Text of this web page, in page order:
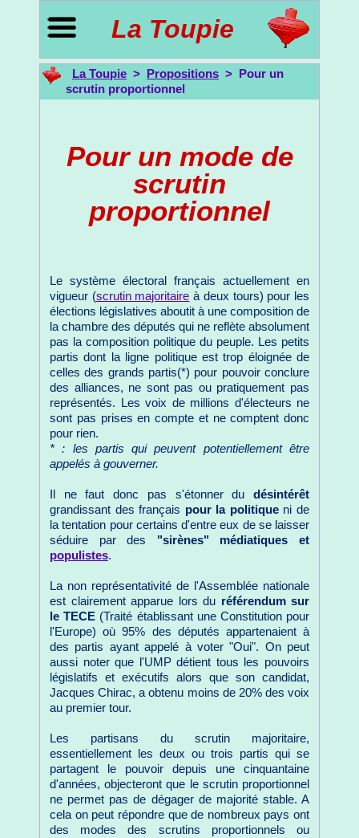
La Toupie
La Toupie > Propositions > Pour un
scrutin proportionnel
Pour un mode de
scrutin
proportionnel
Le système électoral français actuellement en
vigueur (scrutin majoritaire à deux tours) pour les
élections législatives aboutit à une composition de
la chambre des députés qui ne reflète absolument
pas la composition politique du peuple. Les petits
partis dont la ligne politique est trop éloignée de
celles des grands partis(*) pour pouvoir conclure
des alliances, ne sont pas ou pratiquement pas
représentés. Les voix de millions d'électeurs ne
sont pas prises en compte et ne comptent donc
pour rien.
* : les partis qui peuvent potentiellement être
appelés à gouverner.
Il ne faut donc pas s'étonner du désintérêt
grandissant des français pour la politiqueni de
la tentation pour certains d'entre eux de se laisser
séduire par des "sirènes" médiatiques et
populistes.
La non représentativité de l'Assemblée nationale
est clairement apparue lors du référendum sur
le TECE (Traité établissant une Constitution pour
l'Europe) où 95% des députés appartenaient à
des partis ayant appelé à voter "Oui". On peut
aussi noter que l'UMP détient tous les pouvoirs
législatifs et exécutifs alors que son candidat,
Jacques Chirac, a obtenu moins de 20% des voix
au premier tour.
Les partisans du scrutin majoritaire,
essentiellement les deux ou trois partis qui se
partagent le pouvoir depuis une cinquantaine
d'années, objecteront que le scrutin proportionnel
ne permet pas de dégager de majorité stable. A
cela on peut répondre que de nombreux pays ont
des modes des scrutins proportionnels ou